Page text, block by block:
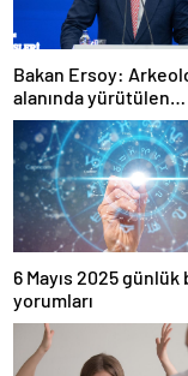
Bakan Ersoy:
alanında yürütülen
çalışmalarla tarih
6 Mayıs 2025 günlük
yorumları